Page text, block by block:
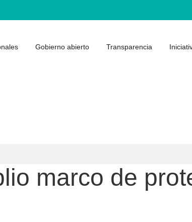
Gobierno abierto Transparencia
marco de